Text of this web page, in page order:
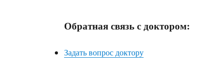
Обратная связь с доктором:
Задать вопрос доктору